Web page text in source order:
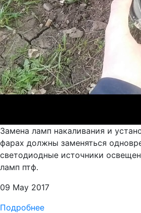
Замена ламп накаливания и
фарах должны заменяться
светодиодные источники
ламп птф.
09 May 2017
Подробнее